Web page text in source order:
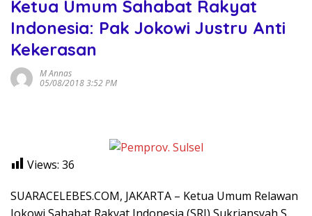
Ketua Umum Sahabat Rakyat
Indonesia: Pak Jokowi Justru Anti
Kekerasan
M Annas
05/08/2018 3:52 PM
Views: 36
SUARACELEBES.COM, JAKARTA – Ketua Umum Relawan